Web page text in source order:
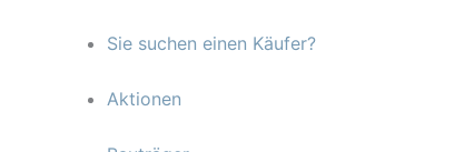
Sie suchen einen Käufer?
Aktionen